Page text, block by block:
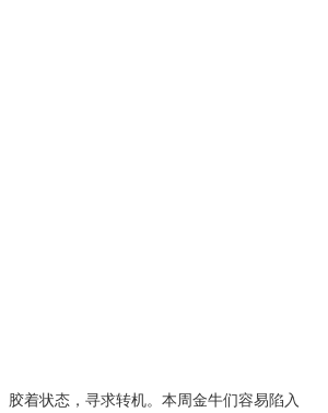
胶着状态，寻求转机。本周金牛们容易陷入